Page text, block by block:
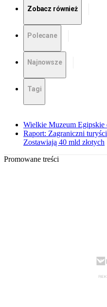
Zobacz również
Polecane
Najnowsze
Tagi
Wielkie Muzeum Egipskie
Raport: Zagraniczni
Zostawiają 40 mld złotych
Promowane treści